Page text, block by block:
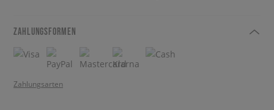
ZAHLUNGSFORMEN
Zahlungsarten